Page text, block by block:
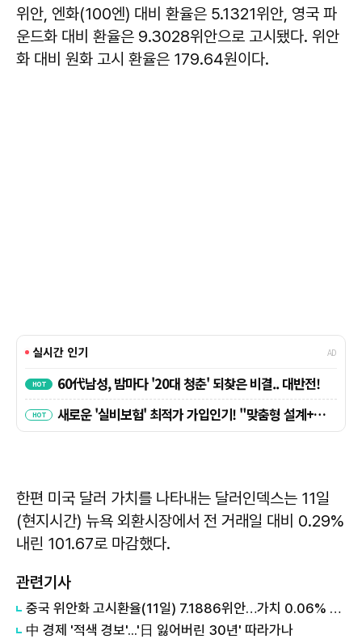
위안, 엔화(100엔) 대비 환율은 5.1321위안, 영국 파
운드화 대비 환율은 9.3028위안으로 고시됐다. 위안
화 대비 원화 고시 환율은 179.64원이다.
한편 미국 달러 가치를 나타내는 달러인덱스는 11일
(현지시간) 뉴욕 외환시장에서 전 거래일 대비 0.29%
내린 101.67로 마감했다.
관련기사
중국 위안화 고시환율(11일) 7.1886위안…가치 0.06% 상승
中 경제 '적색 경보'...'日 잃어버린 30년' 따라가나